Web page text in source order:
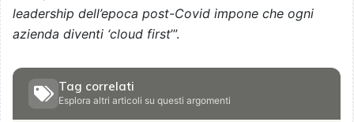
leadership dell’epoca post-Covid impone che ogni
azienda diventi ‘cloud first’”.
Tag correlati
Esplora altri articoli su questi argomenti